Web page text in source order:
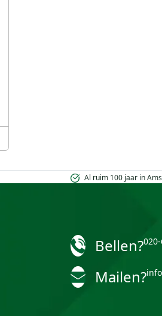
Al ruim 100 jaar in
Bellen?
Mailen?